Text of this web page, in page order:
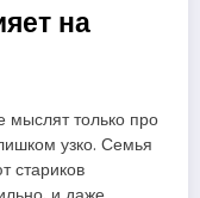
на
мыслят только про
узко. Семья
стариков